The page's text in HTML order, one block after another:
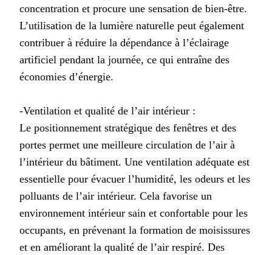
concentration et procure une sensation de bien-être.
L’utilisation de la lumière naturelle peut également
contribuer à réduire la dépendance à l’éclairage
artificiel pendant la journée, ce qui entraîne des
économies d’énergie.
-Ventilation et qualité de l’air intérieur :
Le positionnement stratégique des fenêtres et des
portes permet une meilleure circulation de l’air à
l’intérieur du bâtiment. Une ventilation adéquate est
essentielle pour évacuer l’humidité, les odeurs et les
polluants de l’air intérieur. Cela favorise un
environnement intérieur sain et confortable pour les
occupants, en prévenant la formation de moisissures
et en améliorant la qualité de l’air respiré. Des